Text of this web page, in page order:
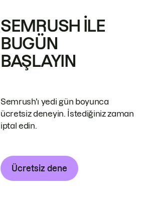
SEMRUSH ILE
BUGÜN
BAŞLAYIN
Semrush'ı yedi gün boyunca
ücretsiz deneyin. İstediğiniz zaman
iptal edin.
Ücretsiz dene